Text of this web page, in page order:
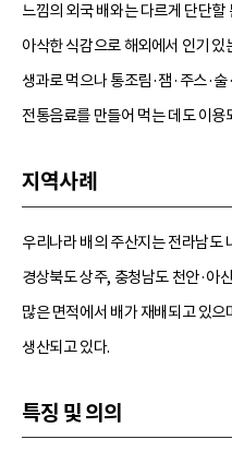
느낌의 외국 배와는 다르게 단단
아삭한 식감으로 해외에서 인기
생과로 먹으나 통조림·잼·주스·
전통음료를 만들어 먹는 데도 이용
지역사례
우리나라 배의 주산지는 전라남도
경상북도 상주, 충청남도 천안·아
많은 면적에서 배가 재배되고 있으
생산되고 있다.
특징 및 의의